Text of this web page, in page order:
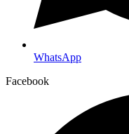
WhatsApp
Facebook